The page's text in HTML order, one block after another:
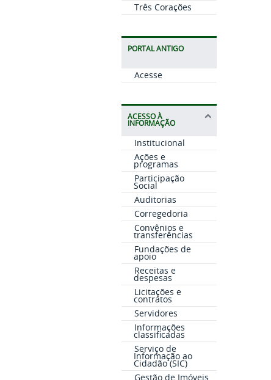
Três Corações
PORTAL ANTIGO
Acesse
ACESSO À
INFORMAÇÃO
Institucional
Ações e
programas
Participação
Social
Auditorias
Corregedoria
Convênios e
transferências
Fundações de
apoio
Receitas e
despesas
Licitações e
contratos
Servidores
Informações
classificadas
Serviço de
Informação ao
Cidadão (SIC)
Gestão de Imóveis